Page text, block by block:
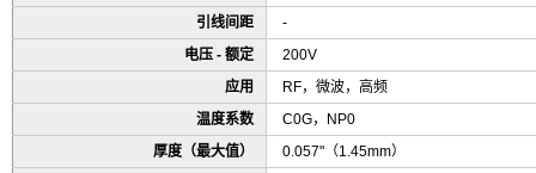
引线间距
-
电压 - 额定
200V
应用
RF，微波，高频
温度系数
C0G，NP0
厚度（最大值）
0.057"（1.45mm）